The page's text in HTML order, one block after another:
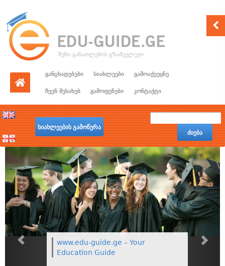
განცხადებები სიახლეები გამოაქვეყნე
ჩვენ შესახებ გამოფენები კონტაქტი
სიახლეების გამოწერა
ძიება
www.edu-guide.ge – Your
Education Guide